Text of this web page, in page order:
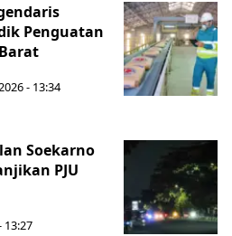
Penguatan
- 13:34
Soekarno
PJU
13:27